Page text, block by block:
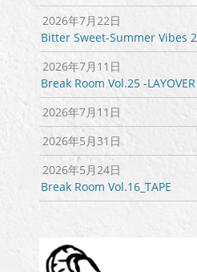
2026年7月22日
Bitter Sweet-Summer Vibes
2026年7月11日
Break Room Vol.25 -
2026年7月11日
2026年5月31日
2026年5月24日
Break Room Vol.16_TAPE